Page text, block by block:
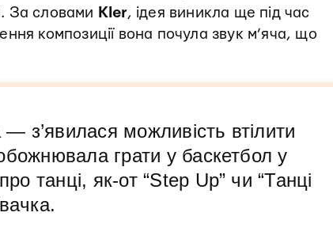
За словами Kler, ідея виникла ще під час
композиції вона почула звук м’яча, що
з’явилася можливість втілити
грати у баскетбол у
танці, як-от “Step Up” чи “Танці